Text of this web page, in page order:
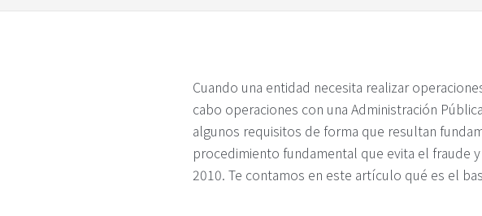
Cuando una entidad necesita realizar
cabo operaciones con una Administración
algunos requisitos de forma que resultan
procedimiento fundamental que evita el fraude
2010. Te contamos en este artículo qué es el